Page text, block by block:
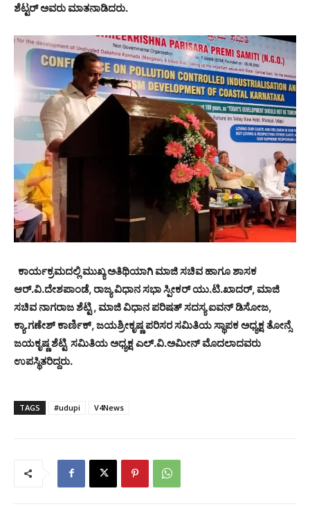
ಶೆಟ್ಟರ್ ಅವರು ಮಾತನಾಡಿದರು.
ಕಾರ್ಯಕ್ರಮದಲ್ಲಿ ಮುಖ್ಯ ಅತಿಥಿಯಾಗಿ ಮಾಜಿ ಸಚಿವ ಹಾಗೂ ಶಾಸಕ
ಆರ್.ವಿ.ದೇಶಪಾಂಡೆ, ರಾಜ್ಯ ವಿಧಾನ ಸಭಾ ಸ್ಪೀಕರ್ ಯು.ಟಿ.ಖಾದರ್, ಮಾಜಿ
ಸಚಿವ ನಾಗರಾಜ ಶೆಟ್ಟಿ , ಮಾಜಿ ವಿಧಾನ ಪರಿಷತ್ ಸದಸ್ಯ ಐವನ್ ಡಿಸೋಜ,
ಕ್ಯಾ.ಗಣೇಶ್ ಕಾರ್ಣಿಕ್, ಜಯಶ್ರೀಕೃಷ್ಣ ಪರಿಸರ ಸಮಿತಿಯ ಸ್ಥಾಪಕ ಅಧ್ಯಕ್ಷ ತೋನ್ಸೆ
ಜಯಕೃಷ್ಣ ಶೆಟ್ಟಿ ಸಮಿತಿಯ ಅಧ್ಯಕ್ಷ ಎಲ್.ವಿ.ಅಮೀನ್ ಮೊದಲಾದವರು
ಉಪಸ್ಥಿತರಿದ್ದರು.
TAGS #udupi V4News